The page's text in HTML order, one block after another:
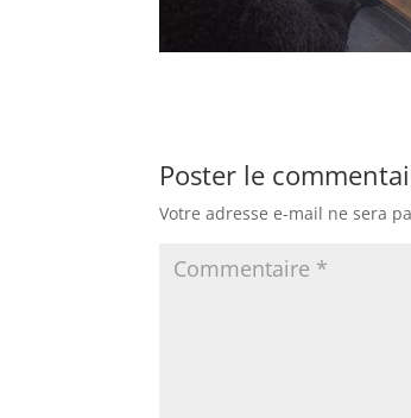
Poster le
Votre adresse e-mail ne sera